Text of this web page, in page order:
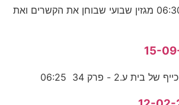
תיק תרבות 06:00 - 06:30 מגזין שבועי שבוחן את הקשרים ואת